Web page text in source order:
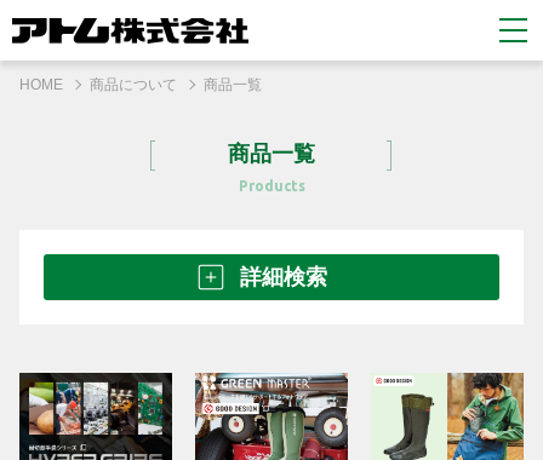
HOME 商品について 商品一覧
商品一覧
Products
詳細検索